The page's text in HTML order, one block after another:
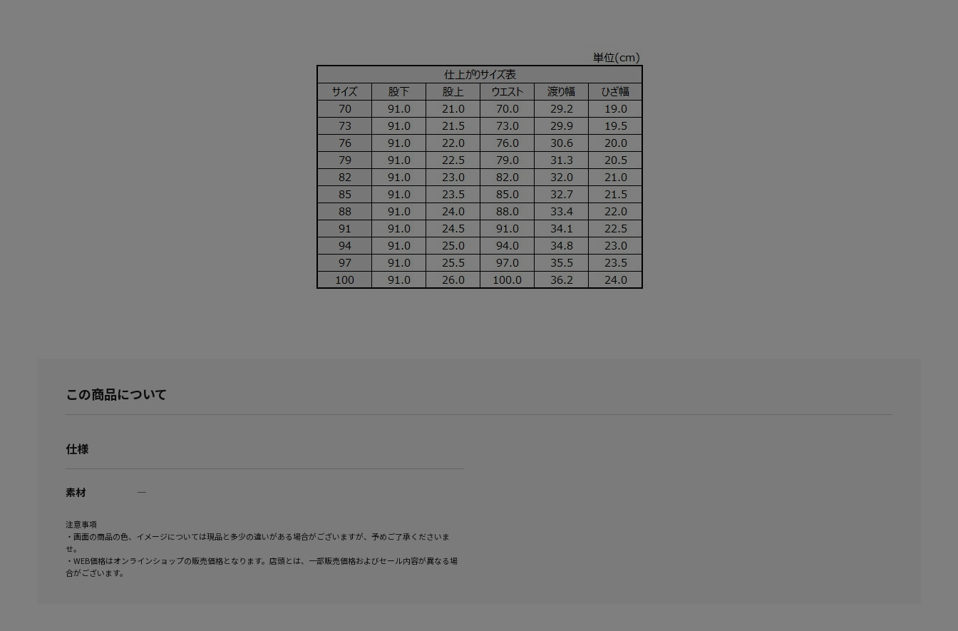
この商品について
仕様
素材 ―
注意事項
・画面の商品の色、イメージについては現品と多少の違いがある場合がございますが、予めご了承くださいま
せ。
・WEB価格はオンラインショップの販売価格となります。店頭とは、一部販売価格およびセール内容が異なる場
合がございます。